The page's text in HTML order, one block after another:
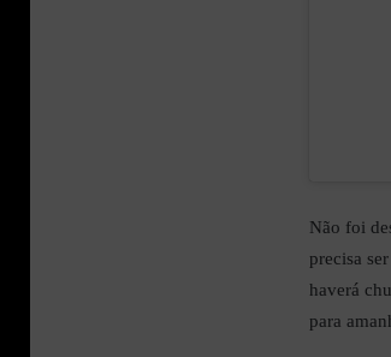
Não foi
precisa
haverá
para